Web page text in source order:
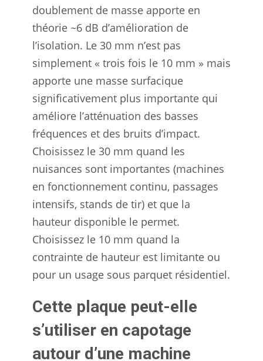
doublement de masse apporte en
théorie ~6 dB d’amélioration de
l’isolation. Le 30 mm n’est pas
simplement « trois fois le 10 mm » mais
apporte une masse surfacique
significativement plus importante qui
améliore l’atténuation des basses
fréquences et des bruits d’impact.
Choisissez le 30 mm quand les
nuisances sont importantes (machines
en fonctionnement continu, passages
intensifs, stands de tir) et que la
hauteur disponible le permet.
Choisissez le 10 mm quand la
contrainte de hauteur est limitante ou
pour un usage sous parquet résidentiel.
Cette plaque peut-elle
s’utiliser en capotage
autour d’une machine